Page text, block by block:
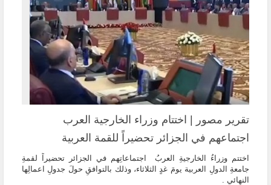
تقرير مصور | اختتام وزراء الخارجية العرب
اجتماعهم في الجزائر تحضيراً للقمة العربية
اختتم وزراءُ الخارجيةِ العربُ اجتماعاتِهم في الجزائر تحضيراً لقمةِ
جامعةِ الدولِ العربية يومَ غدٍ الثلاثاء، وذلك بالتوافقِ حولَ جدولِ اعمالِها
النهائي .